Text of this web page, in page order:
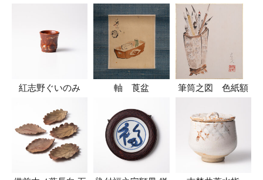
紅志野ぐいのみ 軸 莨盆 筆筒之図 色紙額